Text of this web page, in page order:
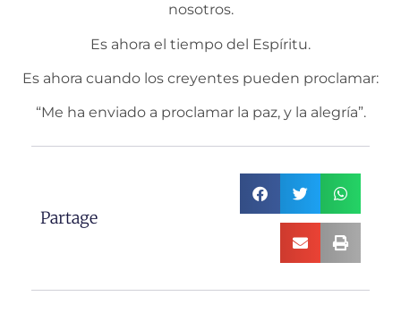
nosotros.
Es ahora el tiempo del Espíritu.
Es ahora cuando los creyentes pueden proclamar:
“Me ha enviado a proclamar la paz, y la alegría”.
Partage